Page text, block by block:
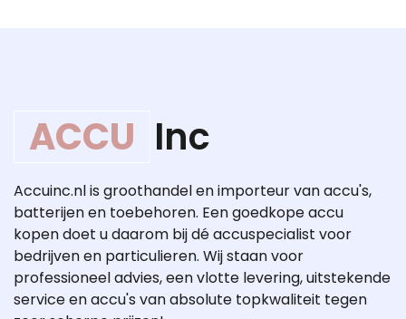
ACCU Inc
Accuinc.nl is groothandel en importeur van accu's,
batterijen en toebehoren. Een goedkope accu
kopen doet u daarom bij dé accuspecialist voor
bedrijven en particulieren. Wij staan voor
professioneel advies, een vlotte levering, uitstekende
service en accu's van absolute topkwaliteit tegen